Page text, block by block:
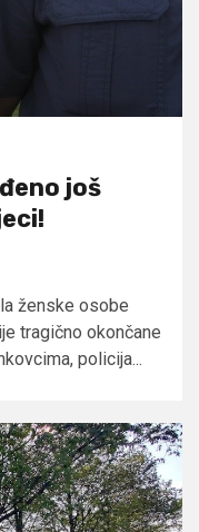
još
ženske osobe
tragično okončane
policija...